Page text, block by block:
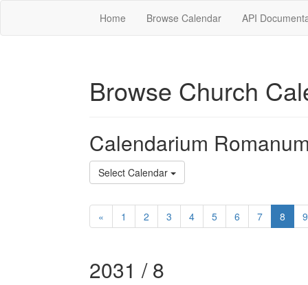
Home Browse Calendar API
Browse Church
Calendarium
Select Calendar
« 1 2 3 4 5 6 7 8 9
2031 / 8